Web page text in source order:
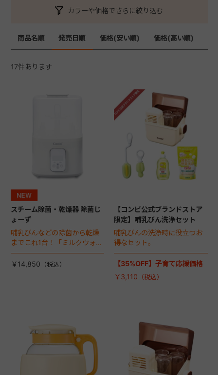
カラーや価格でさらに絞り込む
商品名順 発売日順 価格(安い順) 価格(高い順)
17件あります
スチーム除菌・乾燥器 除菌じ
ょーず
哺乳びんなどの除菌から乾燥
までこれ1台！「ミルクウォー
マー」や「離乳食加熱」機能
付きで長く使える。
￥14,850
【コンビ公式ブランドストア
限定】哺乳びん洗浄セット
哺乳びんの洗浄時に役立つお
得なセット。
【35%OFF】子育て応援価格
￥3,110